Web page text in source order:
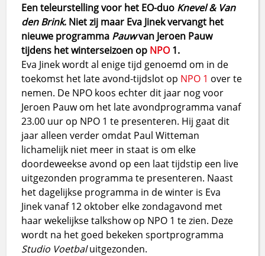
Een teleurstelling voor het EO-duo Knevel & Van
den Brink. Niet zij maar Eva Jinek vervangt het
nieuwe programma Pauwvan Jeroen Pauw
tijdens het winterseizoen op NPO1.
Eva Jinek wordt al enige tijd genoemd om in de
toekomst het late avond-tijdslot op NPO 1 over te
nemen. De NPO koos echter dit jaar nog voor
Jeroen Pauw om het late avondprogramma vanaf
23.00 uur op NPO 1 te presenteren. Hij gaat dit
jaar alleen verder omdat Paul Witteman
lichamelijk niet meer in staat is om elke
doordeweekse avond op een laat tijdstip een live
uitgezonden programma te presenteren. Naast
het dagelijkse programma in de winter is Eva
Jinek vanaf 12 oktober elke zondagavond met
haar wekelijkse talkshow op NPO 1 te zien. Deze
wordt na het goed bekeken sportprogramma
Studio Voetbaluitgezonden.